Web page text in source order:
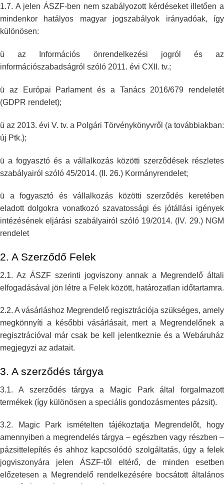
1.7. A jelen ÁSZF-ben nem szabályozott kérdéseket illetően a
mindenkor hatályos magyar jogszabályok irányadóak, így
különösen:
ü az Információs önrendelkezési jogról és az
információszabadságról szóló 2011. évi CXII. tv.;
ü az Európai Parlament és a Tanács 2016/679 rendeletét
(GDPR rendelet);
ü az 2013. évi V. tv. a Polgári Törvénykönyvről (a továbbiakban:
új Ptk.);
ü a fogyasztó és a vállalkozás közötti szerződések részletes
szabályairól szóló 45/2014. (II. 26.) Kormányrendelet;
ü a fogyasztó és vállalkozás közötti szerződés keretében
eladott dolgokra vonatkozó szavatossági és jótállási igények
intézésének eljárási szabályairól szóló 19/2014. (IV. 29.) NGM
rendelet
2. A Szerződő Felek
2.1. Az ÁSZF szerinti jogviszony annak a Megrendelő általi
elfogadásával jön létre a Felek között, határozatlan időtartamra.
2.2. A vásárláshoz Megrendelő regisztrációja szükséges, amely
megkönnyíti a későbbi vásárlásait, mert a Megrendelőnek a
regisztrációval már csak be kell jelentkeznie és a Webáruház
megjegyzi az adatait.
3. A szerződés tárgya
3.1. A szerződés tárgya a Magic Park által forgalmazott
termékek (így különösen a speciális gondozásmentes pázsit).
3.2. Magic Park ismételten tájékoztatja Megrendelőt, hogy
amennyiben a megrendelés tárgya – egészben vagy részben –
pázsittelepítés és ahhoz kapcsolódó szolgáltatás, úgy a felek
jogviszonyára jelen ÁSZF-től eltérő, de minden esetben
előzetesen a Megrendelő rendelkezésére bocsátottáltalános